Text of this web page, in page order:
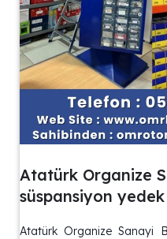
Atatürk Organize
süspansiyon
Atatürk Organize Sanayi